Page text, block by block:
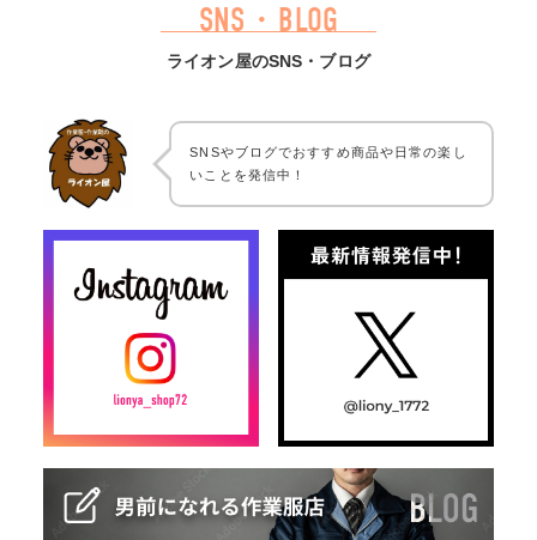
SNS・BLOG
ライオン屋のSNS・ブログ
SNSやブログでおすすめ商品や日常の楽し
いことを発信中！